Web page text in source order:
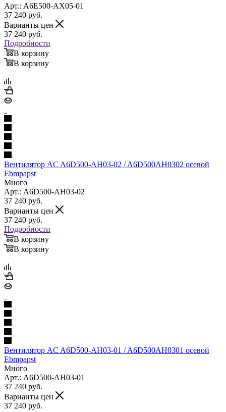
Арт.: A6E500-AX05-01
37 240 руб.
Варианты цен
37 240 руб.
Подробности
В корзину
В корзину
Вентилятор AC A6D500-AH03-02 / A6D500AH0302 осевой
Ebmpapst
Много
Арт.: A6D500-AH03-02
37 240 руб.
Варианты цен
37 240 руб.
Подробности
В корзину
В корзину
Вентилятор AC A6D500-AH03-01 / A6D500AH0301 осевой
Ebmpapst
Много
Арт.: A6D500-AH03-01
37 240 руб.
Варианты цен
37 240 руб.